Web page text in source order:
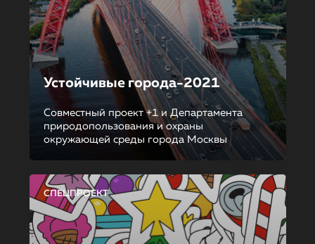
Устойчивые города-2021
Совместный проект +1 и Департамента
природопользования и охраны
окружающей среды города Москвы
СПЕЦПРОЕКТ